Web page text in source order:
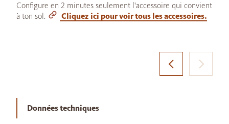
Configure en 2 minutes seulement l'accessoire qui convient
à ton sol.
Cliquez ici pour voir tous les accessoires.
Données techniques